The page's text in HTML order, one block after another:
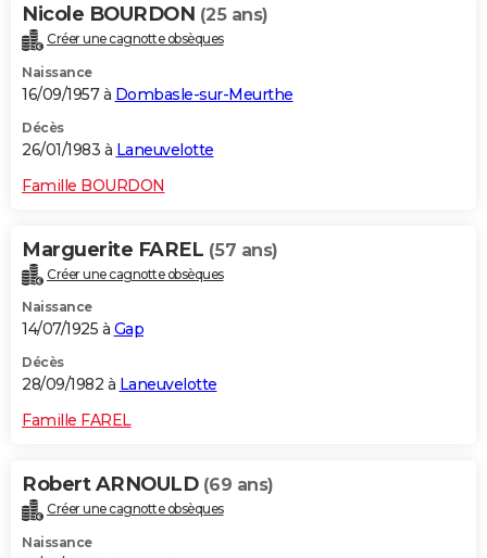
Nicole BOURDON (25 ans)
Créer une cagnotte obsèques
Naissance
16/09/1957 à Dombasle-sur-Meurthe
Décès
26/01/1983 à Laneuvelotte
Famille BOURDON
Marguerite FAREL (57 ans)
Créer une cagnotte obsèques
Naissance
14/07/1925 à Gap
Décès
28/09/1982 à Laneuvelotte
Famille FAREL
Robert ARNOULD (69 ans)
Créer une cagnotte obsèques
Naissance